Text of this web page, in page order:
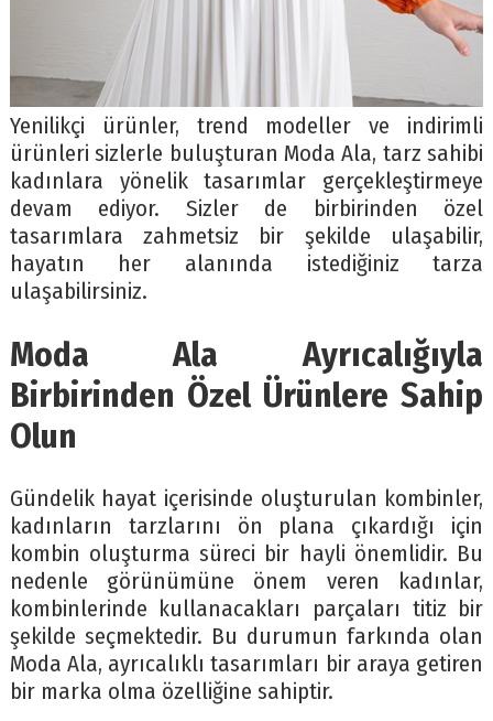
Yenilikçi ürünler, trend modeller ve indirimli
ürünleri sizlerle buluşturan Moda Ala, tarz sahibi
kadınlara yönelik tasarımlar gerçekleştirmeye
devam ediyor. Sizler de birbirinden özel
tasarımlara zahmetsiz bir şekilde ulaşabilir,
hayatın her alanında istediğiniz tarza
ulaşabilirsiniz.
Moda Ala Ayrıcalığıyla
Birbirinden Özel Ürünlere Sahip
Olun
Gündelik hayat içerisinde oluşturulan kombinler,
kadınların tarzlarını ön plana çıkardığı için
kombin oluşturma süreci bir hayli önemlidir. Bu
nedenle görünümüne önem veren kadınlar,
kombinlerinde kullanacakları parçaları titiz bir
şekilde seçmektedir. Bu durumun farkında olan
Moda Ala, ayrıcalıklı tasarımları bir araya getiren
bir marka olma özelliğine sahiptir.